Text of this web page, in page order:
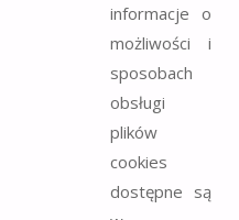
informacje o
możliwości i
sposobach
obsługi
plików
cookies
dostępne są